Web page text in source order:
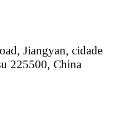
Jiangyan, cidade
225500, China